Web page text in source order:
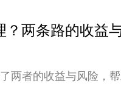
两条路的收益
两者的收益与风险，